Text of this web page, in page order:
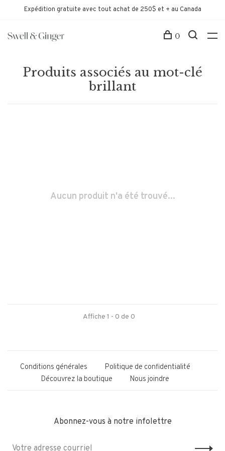
Expédition gratuite avec tout achat de 250$ et + au Canada
0
Produits associés au mot-clé
brillant
Aucun produit n'a été trouvé...
Affiche 1 - 0 de 0
Conditions générales
Politique de confidentialité
Découvrez la boutique
Nous joindre
Abonnez-vous à notre infolettre